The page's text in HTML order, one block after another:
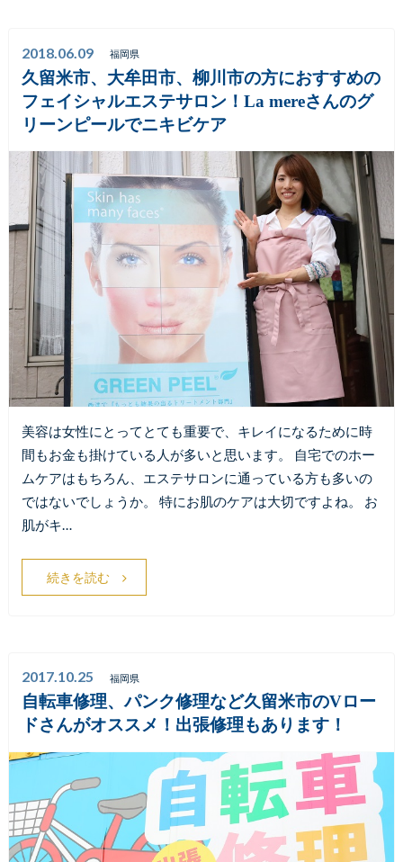
2018.06.09 福岡県
久留米市、大牟田市、柳川市の方におすすめの
フェイシャルエステサロン！La mereさんのグ
リーンピールでニキビケア
美容は女性にとってとても重要で、キレイになるために時
間もお金も掛けている人が多いと思います。 自宅でのホー
ムケアはもちろん、エステサロンに通っている方も多いの
ではないでしょうか。 特にお肌のケアは大切ですよね。 お
肌がキ…
続きを読む
2017.10.25 福岡県
自転車修理、パンク修理など久留米市のVロー
ドさんがオススメ！出張修理もあります！